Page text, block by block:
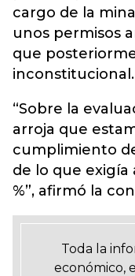
cargo de la
unos permisos
que
inconstitucional.
“Sobre la
arroja que
cumplimiento
de lo que exigía
%”, afirmó la
Toda la
económico,